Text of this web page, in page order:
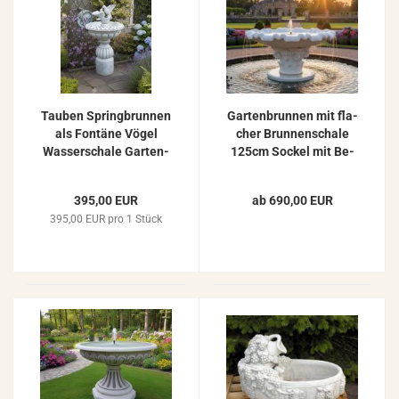
Tau­ben Spring­brun­nen
als Fon­tä­ne Vögel
Was­ser­scha­le Gar­ten­
395,00 EUR
395,00 EUR pro 1 Stück
Gar­ten­brun­nen mit fla­
cher Brun­nen­scha­le
125cm So­ckel mit Be­
ab 690,00 EUR